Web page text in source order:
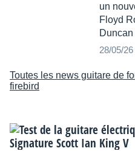
un
Floyd
Duncan
28/05/26
Toutes les news guitare de
firebird